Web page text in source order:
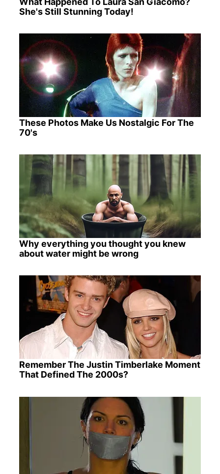
She's Still Stunning Today!
These Photos Make Us Nostalgic For The
70's
Why everything you thought you knew
about water might be wrong
Remember The Justin Timberlake Moment
That Defined The 2000s?